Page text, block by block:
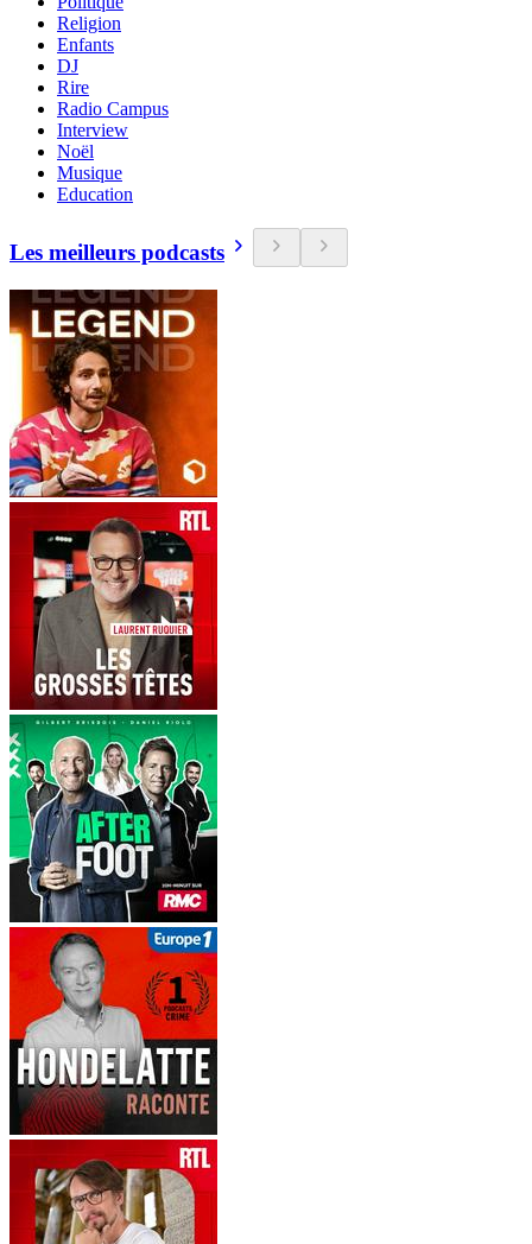
Religion
Enfants
DJ
Rire
Radio Campus
Interview
Noël
Musique
Education
Les meilleurs podcasts